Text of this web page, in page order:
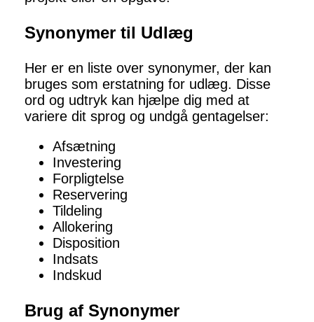
Synonymer til Udlæg
Her er en liste over synonymer, der kan
bruges som erstatning for udlæg. Disse
ord og udtryk kan hjælpe dig med at
variere dit sprog og undgå gentagelser:
Afsætning
Investering
Forpligtelse
Reservering
Tildeling
Allokering
Disposition
Indsats
Indskud
Brug af Synonymer